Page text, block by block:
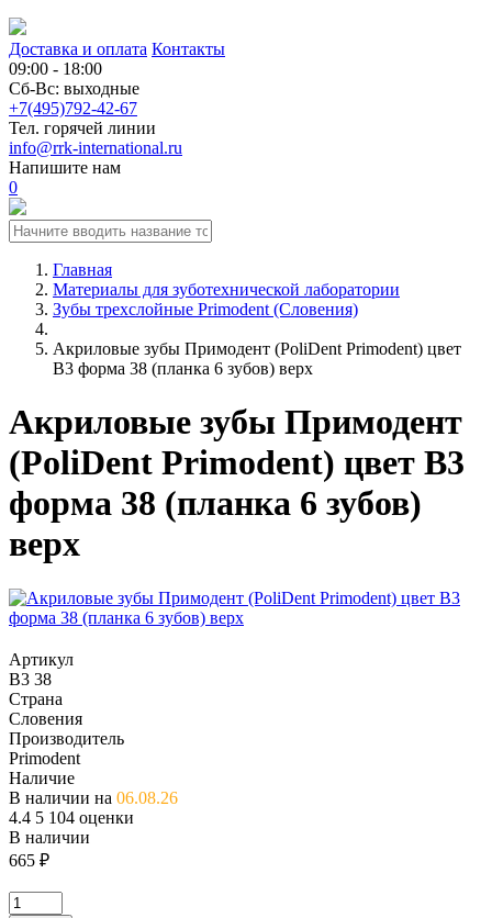
Доставка и оплата Контакты
09:00 - 18:00
Сб-Вс: выходные
+7(495)792-42-67
Тел. горячей линии
info@rrk-international.ru
Напишите нам
0
Главная
Материалы для зуботехнической лаборатории
Зубы трехслойные Primodent (Словения)
Акриловые зубы Примодент (PoliDent Primodent) цвет
B3 форма 38 (планка 6 зубов) верх
Акриловые зубы Примодент
(PoliDent Primodent) цвет B3
форма 38 (планка 6 зубов)
верх
Артикул
B3 38
Страна
Словения
Производитель
Primodent
Наличие
В наличии на 06.08.26
4.4 5 104 оценки
В наличии
665 ₽